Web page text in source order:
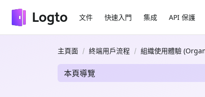
文件 快速入門 集成 API 保護
主頁面 終端用戶流程 組織使用體驗
本頁導覽